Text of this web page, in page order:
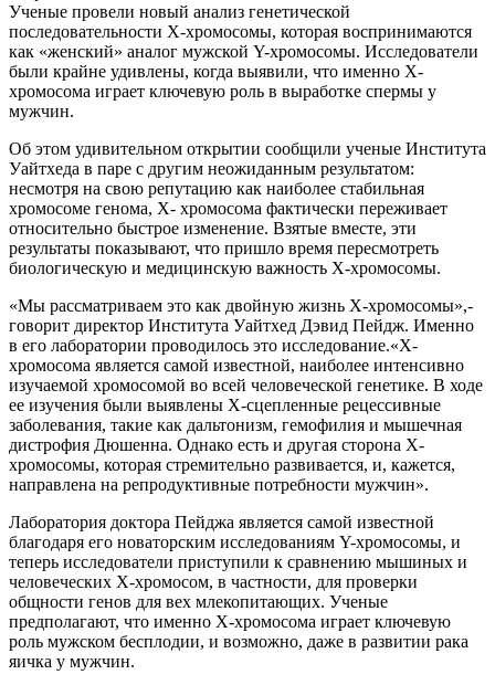
Ученые провели новый анализ генетической
последовательности Х-хромосомы, которая воспринимаются
как «женский» аналог мужской Y-хромосомы. Исследователи
были крайне удивлены, когда выявили, что именно Х-
хромосома играет ключевую роль в выработке спермы у
мужчин.
Об этом удивительном открытии сообщили ученые Института
Уайтхеда в паре с другим неожиданным результатом:
несмотря на свою репутацию как наиболее стабильная
хромосоме генома, X- хромосома фактически переживает
относительно быстрое изменение. Взятые вместе, эти
результаты показывают, что пришло время пересмотреть
биологическую и медицинскую важность Х-хромосомы.
«Мы рассматриваем это как двойную жизнь Х-хромосомы»,-
говорит директор Института Уайтхед Дэвид Пейдж. Именно
в его лаборатории проводилось это исследование.«X-
хромосома является самой известной, наиболее интенсивно
изучаемой хромосомой во всей человеческой генетике. В ходе
ее изучения были выявлены Х-сцепленные рецессивные
заболевания, такие как дальтонизм, гемофилия и мышечная
дистрофия Дюшенна. Однако есть и другая сторона X-
хромосомы, которая стремительно развивается, и, кажется,
направлена на репродуктивные потребности мужчин».
Лаборатория доктора Пейджа является самой известной
благодаря его новаторским исследованиям Y-хромосомы, и
теперь исследователи приступили к сравнению мышиных и
человеческих Х-хромосом, в частности, для проверки
общности генов для вех млекопитающих. Ученые
предполагают, что именно Х-хромосома играет ключевую
роль мужском бесплодии, и возможно, даже в развитии рака
яичка у мужчин.